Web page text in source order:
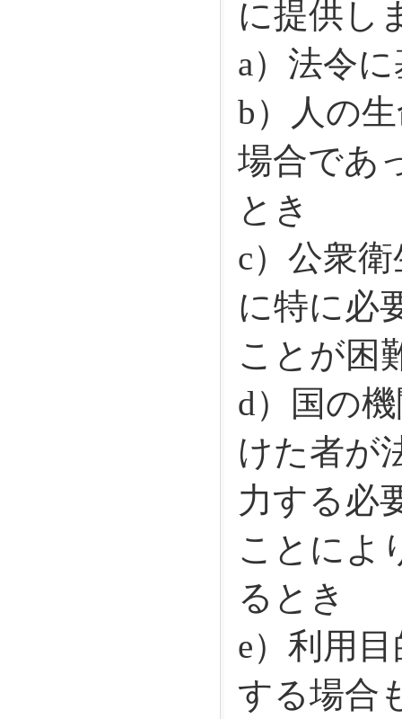
に提供し
a）法令
b）人の
場合であ
とき
c）公衆
に特に必
ことが困
d）国の
けた者が
力する必
ことによ
るとき
e）利用
する場合